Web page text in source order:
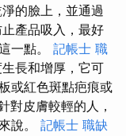
的臉上，並通過
產品吸入，最好
一點。 記帳士 職
長和增厚，它可
或紅色斑點疤痕或
對皮膚較輕的人，
說。 記帳士 職缺